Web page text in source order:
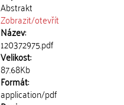
Abstrakt
Zobrazit/otevřít
Název:
120372975.pdf
Velikost:
87.68Kb
Formát:
application/pdf